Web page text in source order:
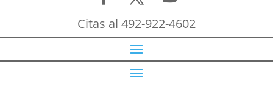
Citas al 492-922-4602